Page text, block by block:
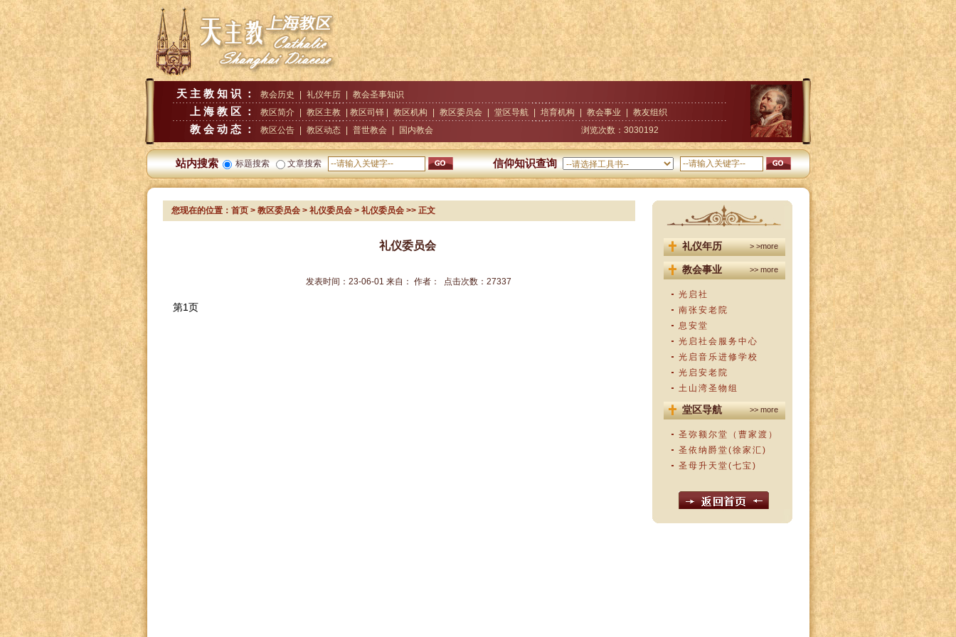
天主教知识： 教会历史 礼仪年历 教会圣事知识
上海教区： 教区简介 教区主教 | 教区司铎 | 教区机构 教区委员会 堂区导航 培育机构 教会事业 教友组织
教会动态： 教区公告 教区动态 普世教会 国内教会 浏览次数： 3030192
站内搜索 标题搜索 文章搜索 信仰知识查询
您现在的位置： 首页> 教区委员会> 礼仪委员会> 礼仪委员会>> 正文
礼仪委员会
发表时间： 23-06-01 来自： 作者： 点击次数： 27337
第1页
礼仪年历 > >more
教会事业 >> more
光启社
南张安老院
息安堂
光启社会服务中心
光启音乐进修学校
光启安老院
土山湾圣物组
堂区导航 >> more
圣弥额尔堂（曹家渡）
圣依纳爵堂(徐家汇)
圣母升天堂(七宝)